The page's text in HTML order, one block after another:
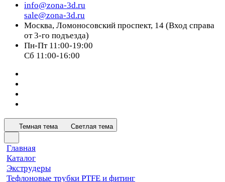
info@zona-3d.ru
sale@zona-3d.ru
Москва, Ломоносовский проспект, 14 (Вход справа
от 3-го подъезда)
Пн-Пт 11:00-19:00
Сб 11:00-16:00
Темная тема Светлая тема
Главная
Каталог
Экструдеры
Тефлоновые трубки PTFE и фитинг